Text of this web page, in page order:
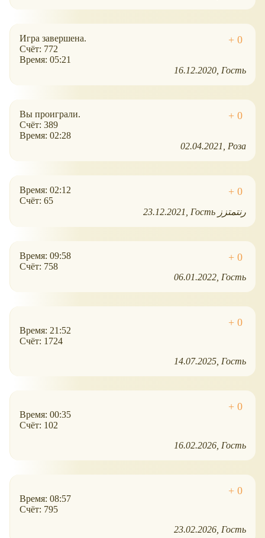
Игра завершена.
Счёт: 772
Время: 05:21
16.12.2020 Гость
Вы проиграли.
Счёт: 389
Время: 02:28
02.04.2021
Роза
Время: 02:12
Счёт: 65
23.12.2021
Гость رنتمتزز
Время: 09:58
Счёт: 758
06.01.2022 Гость
Время: 21:52
Счёт: 1724
14.07.2025 Гость
Время: 00:35
Счёт: 102
16.02.2026 Гость
Время: 08:57
Счёт: 795
23.02.2026 Гость